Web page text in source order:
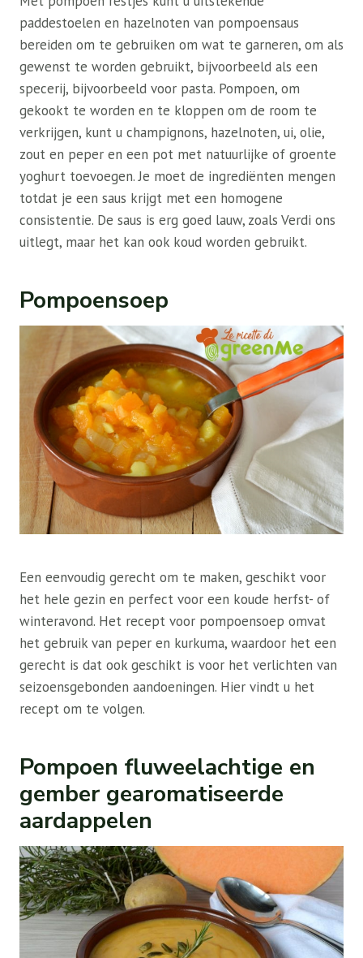
paddestoelen en hazelnoten van pompoensaus
bereiden om te gebruiken om wat te garneren, om als
gewenst te worden gebruikt, bijvoorbeeld als een
specerij, bijvoorbeeld voor pasta. Pompoen, om
gekookt te worden en te kloppen om de room te
verkrijgen, kunt u champignons, hazelnoten, ui, olie,
zout en peper en een pot met natuurlijke of groente
yoghurt toevoegen. Je moet de ingrediënten mengen
totdat je een saus krijgt met een homogene
consistentie. De saus is erg goed lauw, zoals Verdi ons
uitlegt, maar het kan ook koud worden gebruikt.
Pompoensoep
Een eenvoudig gerecht om te maken, geschikt voor
het hele gezin en perfect voor een koude herfst- of
winteravond. Het recept voor pompoensoep omvat
het gebruik van peper en kurkuma, waardoor het een
gerecht is dat ook geschikt is voor het verlichten van
seizoensgebonden aandoeningen. Hier vindt u het
recept om te volgen.
Pompoen fluweelachtige en
gember gearomatiseerde
aardappelen